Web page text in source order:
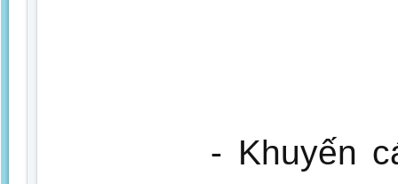
- Khuyến